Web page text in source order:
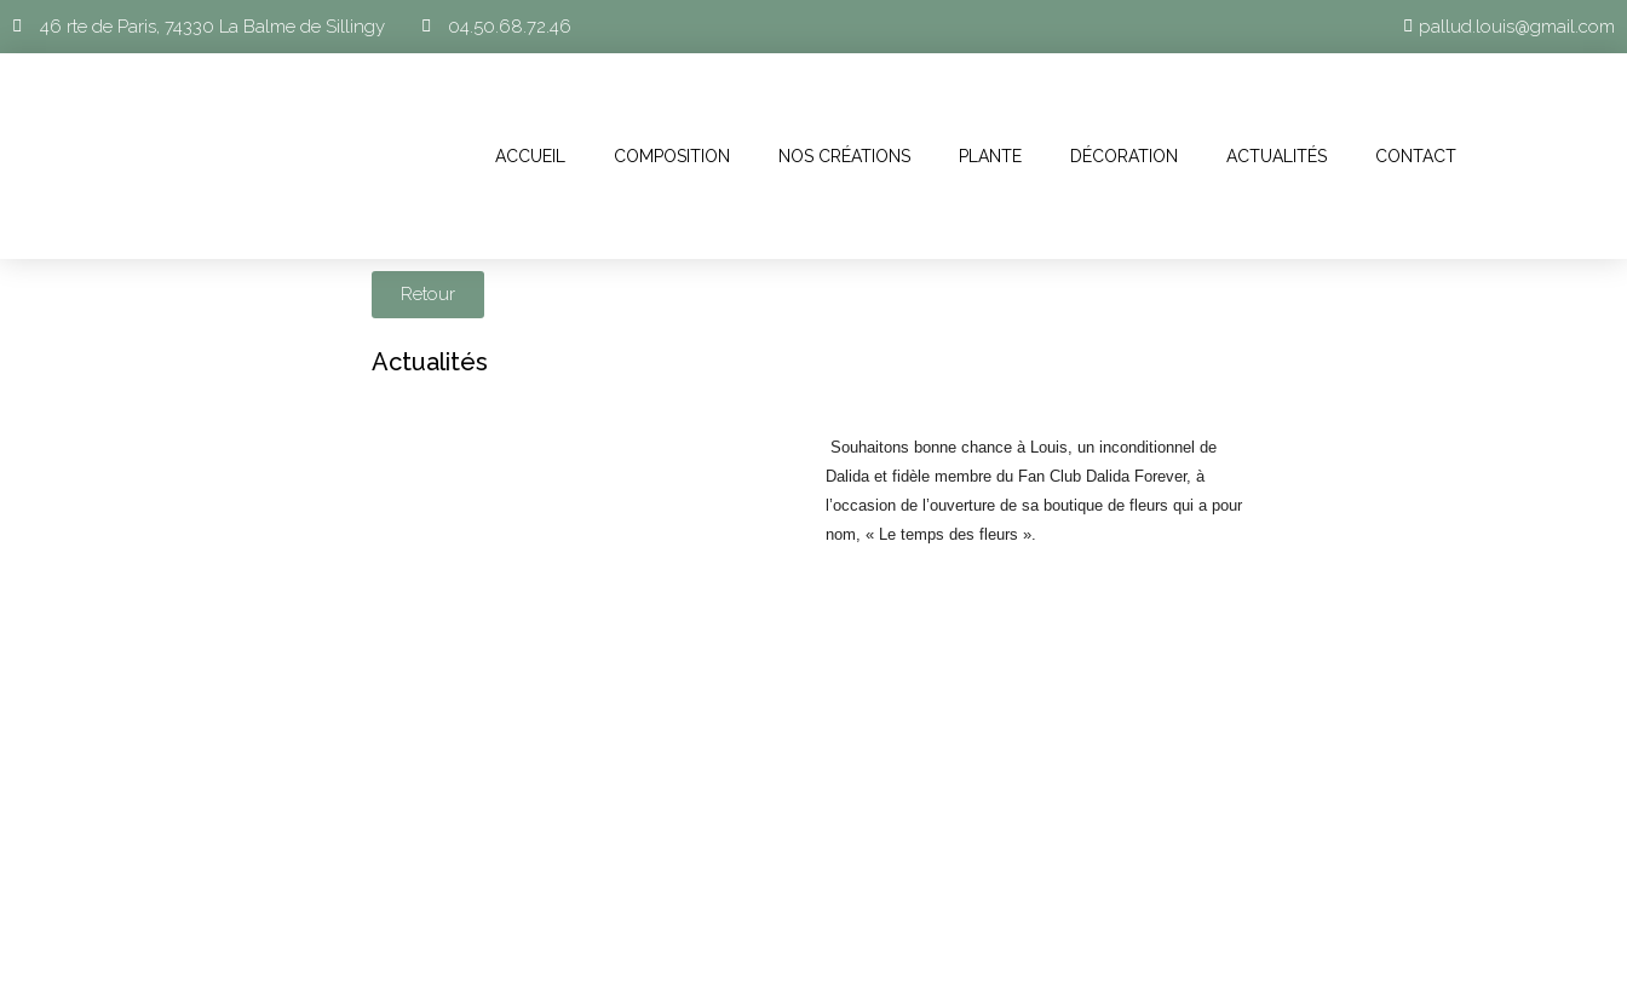
46 rte de Paris, 74330 La Balme de Sillingy 04.50.68.72.46 pallud.louis@gmail.com
ACCUEIL COMPOSITION NOS CRÉATIONS PLANTE DÉCORATION ACTUALITÉS CONTACT
Retour
Actualités
Souhaitons bonne chance à Louis, un inconditionnel de
Dalida et fidèle membre du Fan Club Dalida Forever, à
l’occasion de l’ouverture de sa boutique de fleurs qui a pour
nom, « Le temps des fleurs ».